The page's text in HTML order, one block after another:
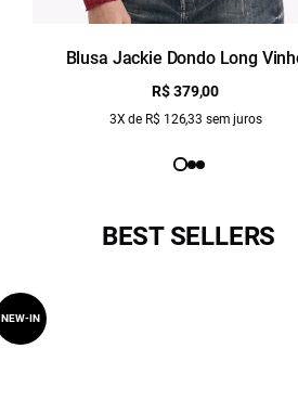
Blusa Jackie Dondo Long
R$ 379,00
3X de R$ 126,33 sem juros
BEST SELLERS
NEW-IN